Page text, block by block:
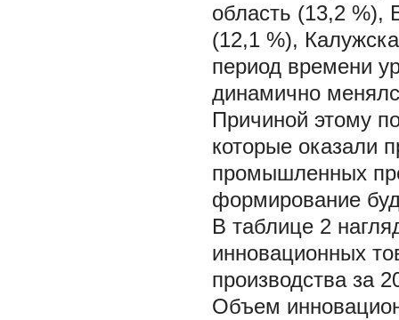
область (13,2 %),
(12,1 %),
период времени
динамично
Причиной этому
которые оказали
промышленных
формирование
В таблице 2
инновационных
производства за
Объем